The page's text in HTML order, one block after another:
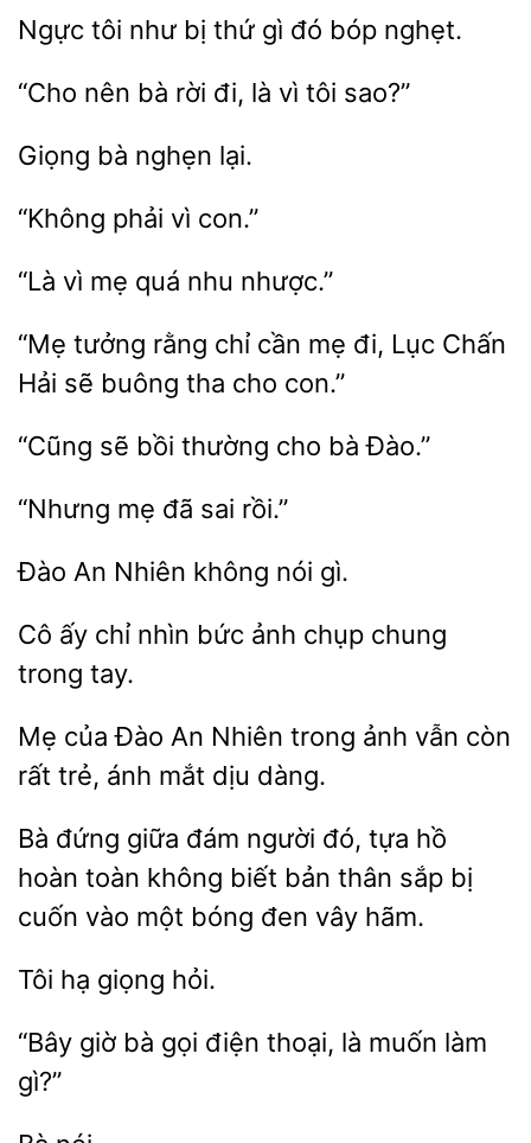
Ngực tôi như thứ gì bóp
“Cho nên rời là vì tôi
nghẹn
vì
vì quá nhược.”
“Mẹ tưởng rằng chỉ cần
đi, Lục Chấn
Hải sẽ
tha cho
“Cũng sẽ bà Đào.”
“Nhưng đã
Đào không nói
Cô
bức ảnh chụp chung
trong tay.
Mẹ của Đào An Nhiên ảnh
còn
trẻ, ánh mắt dịu dàng.
Bà đứng giữa đám
tựa hồ
hoàn
không biết bản thân sắp bị
cuốn vào một bóng đen vây hãm.
giọng
“Bây bà gọi điện thoại, là làm